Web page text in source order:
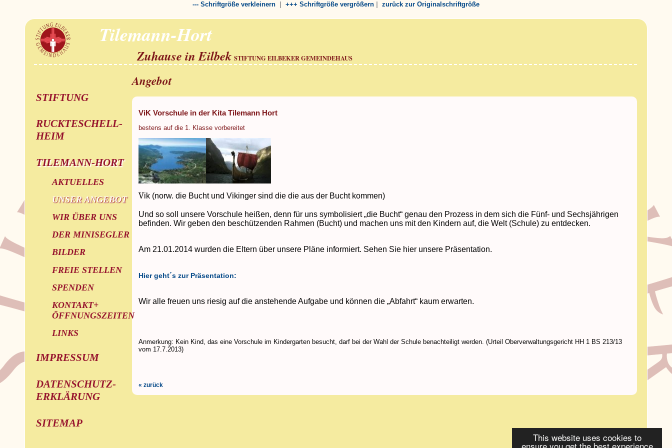
This website uses cookies to
--- Schriftgröße verkleinern | +++ Schriftgröße vergrößern | zurück zur Originalschriftgröße
Tilemann-Hort
Zuhause in Eilbek STIFTUNG EILBEKER GEMEINDEHAUS
STIFTUNG
RUCKTESCHELL-
HEIM
TILEMANN-HORT
AKTUELLES
UNSER ANGEBOT
WIR ÜBER UNS
DER MINISEGLER
BILDER
FREIE STELLEN
SPENDEN
KONTAKT+
ÖFFNUNGSZEITEN
LINKS
IMPRESSUM
DATENSCHUTZ-
ERKLÄRUNG
SITEMAP
Angebot
ViK Vorschule in der Kita Tilemann Hort
bestens auf die 1. Klasse vorbereitet
Vik (norw. die Bucht und Vikinger sind die die aus der Bucht kommen)
Und so soll unsere Vorschule heißen, denn für uns symbolisiert „die Bucht“ genau den Prozess in dem sich die Fünf- und Sechsjährigen
befinden. Wir geben den beschützenden Rahmen (Bucht) und machen uns mit den Kindern auf, die Welt (Schule) zu entdecken.
Am 21.01.2014 wurden die Eltern über unsere Pläne informiert. Sehen Sie hier unsere Präsentation.
Hier geht´s zur Präsentation:
Wir alle freuen uns riesig auf die anstehende Aufgabe und können die „Abfahrt“ kaum erwarten.
Anmerkung: Kein Kind, das eine Vorschule im Kindergarten besucht, darf bei der Wahl der Schule benachteiligt werden. (Urteil Oberverwaltungsgericht HH 1 BS 213/13
vom 17.7.2013)
« zurück